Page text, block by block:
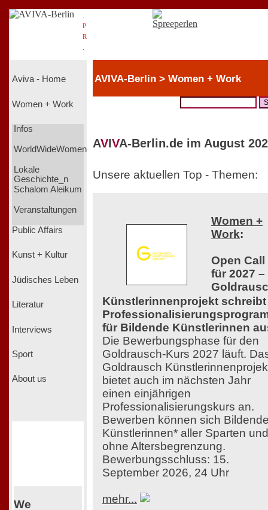
P
R
Aviva - Home
Women + Work
Infos
WorldWideWomen
Lokale
Geschichte_n
Schalom Aleikum
Veranstaltungen
Public Affairs
Kunst + Kultur
Jüdisches Leben
Literatur
Interviews
Sport
About us
We
AVIVA-Berlin > Women + Work
AVIVA-Berlin.de im August
Unsere aktuellen Top - Themen:
Women +
Work:
Open Call
für 2027 –
Künstlerinnenprojekt schreibt
für Bildende Künstlerinnen
Die Bewerbungsphase für den
Goldrausch-Kurs 2027 läuft.
Goldrausch
bietet auch im nächsten Jahr
einen einjährigen
Professionalisierungskurs an.
Bewerben können sich
Künstlerinnen* aller Sparten und
ohne Altersbegrenzung.
Bewerbungsschluss: 15.
September 2026, 24 Uhr
mehr...